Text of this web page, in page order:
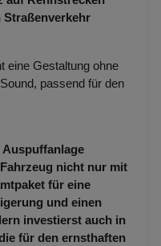
eine Gestaltung ohne
passend für den
nicht nur mit
für eine
und einen
investierst auch in
für den ernsthaften